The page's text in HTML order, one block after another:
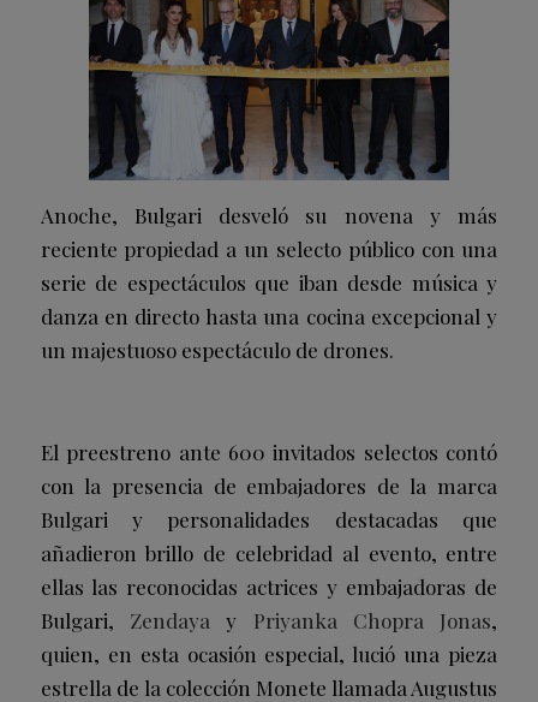
Anoche, Bulgari desveló su novena y más
reciente propiedad a un selecto público con una
serie de espectáculos que iban desde música y
danza en directo hasta una cocina excepcional y
un majestuoso espectáculo de drones.
El preestreno ante 600 invitados selectos contó
con la presencia de embajadores de la marca
Bulgari y personalidades destacadas que
añadieron brillo de celebridad al evento, entre
ellas las reconocidas actrices y embajadoras de
Bulgari, Zendaya y Priyanka Chopra Jonas,
quien, en esta ocasión especial, lució una pieza
estrella de la colección Monete llamada Augustus